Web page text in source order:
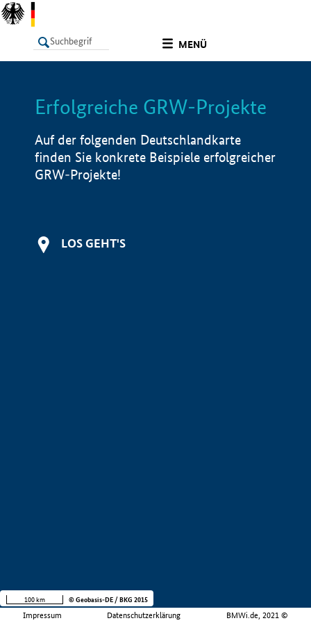
MENÜ
LISTE Info
Erfolgreiche GRW-Projekte
Auf der folgenden Deutschlandkarte
finden Sie konkrete Beispiele erfolgreicher
GRW-Projekte!
LOS GEHT'S
Impressum Datenschutzerklärung BMWi.de, 2021 ©
100 km © Geobasis-DE / BKG 2015